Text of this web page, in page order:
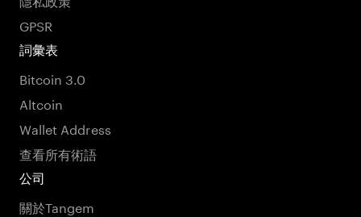
GPSR
詞彙表
Bitcoin 3.0
Altcoin
Wallet Address
查看所有術語
公司
關於Tangem